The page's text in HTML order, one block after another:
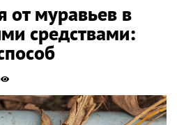
от муравьев в
средствами: